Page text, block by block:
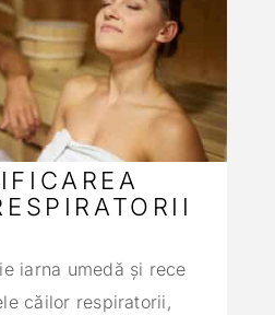
iarna umedă şi rece
căilor respiratorii,